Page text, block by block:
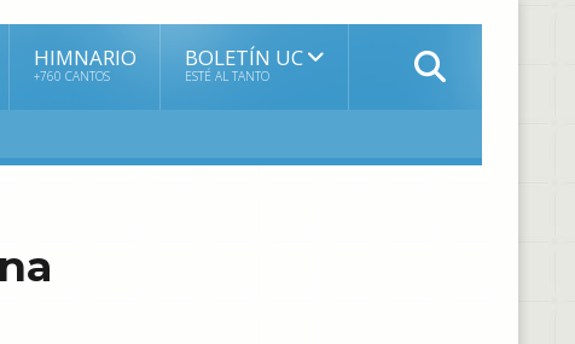
HIMNARIO
+760 CANTOS
BOLETÍN UC
ESTÉ AL TANTO